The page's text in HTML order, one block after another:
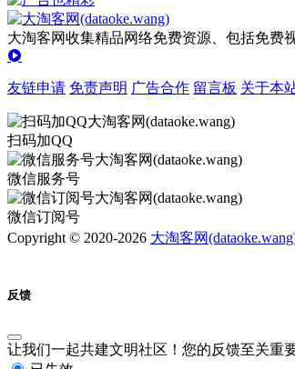
大淘客网收集精品网络免费资源、包括免费
友链申请 免责声明 广告合作 留言板 关于本
扫码加QQ
微信服务号
微信订阅号
Copyright © 2020-2026 大淘客网
反馈
让我们一起共建文明社区！您的反馈至关重